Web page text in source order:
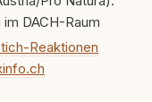
Welche
wie lassen sich
sie verständlich,
wirklich
DACH-Raum
Reaktionen